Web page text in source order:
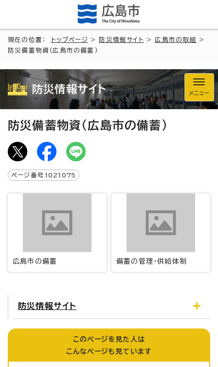
現在の位置： トップページ > 防災情報サイト >広島市の取組
>
防災備蓄物資（広島市の備蓄）
防災情報サイト メニュー
防災備蓄物資（広島市の備蓄）
ページ番号 1021075
広島市の備蓄 備蓄の管理・供給体制
防災情報サイト
このページを見た人は
こんなページも見ています